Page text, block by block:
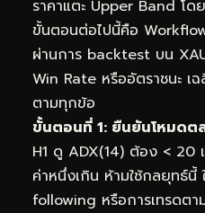
ราคาแตะ Upper Band โด
ขั้นตอนต่อไปนี้คือ
ผ่านการ backtest บน
Win Rate หรืออัตราชนะ
ตามทุกข้อ
ขั้นตอนที่ 1: ยืนยันโหมดต
H1 ดู ADX(14) ต้อง < 20
ค่าหนึ่งเกิน ห้ามใช้กลยุทธ์
following หรือการเทรดตา